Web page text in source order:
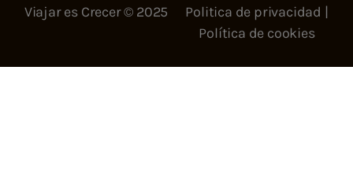
Viajar es Crecer © 2025 Politica de privacidad |
Política de cookies